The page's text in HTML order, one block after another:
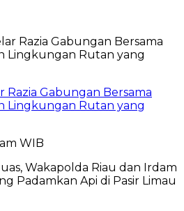
Gabungan Bersama
Lingkungan Rutan yang
WIB